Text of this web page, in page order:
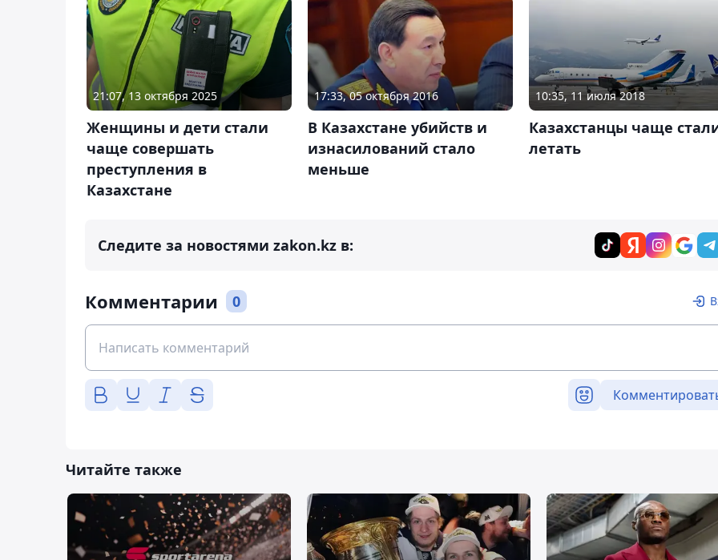
21:07, 13 октября 2025
Женщины и дети стали
чаще совершать
преступления в
Казахстане
17:33, 05 октября 2016
В Казахстане убийств и
изнасилований стало
меньше
10:35, 11 июля 2018
Казахстанцы чаще
летать
Следите за новостями zakon.kz в:
Комментарии 0
Читайте также